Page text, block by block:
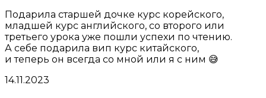
Подарила старшей дочке курс корейского,
младшей курс английского, со второго или
третьего урока уже пошли успехи по чтению.
А себе подарила вип курс китайского,
и теперь он всегда со мной или я с ним 😅
14.11.2023